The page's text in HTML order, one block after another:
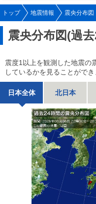
トップ 地震情報 震央分布図
震央分布図(過
震度1以上を観測した地震の
しているかを見ることができ
日本全体 北日本